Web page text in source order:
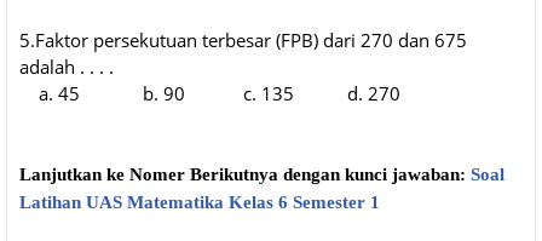
5.Faktor persekutuan terbesar (FPB) dari 270 dan 675
adalah . . . .
a. 45 b. 90 c. 135 d. 270
Lanjutkan ke Nomer Berikutnya dengan kunci jawaban: Soal
Latihan UAS Matematika Kelas 6 Semester 1